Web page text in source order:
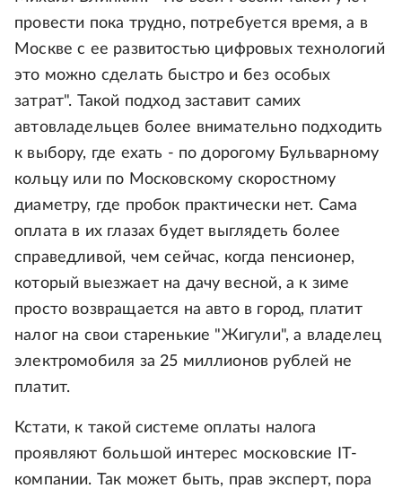
провести пока трудно, потребуется время, а в
Москве с ее развитостью цифровых технологий
это можно сделать быстро и без особых
затрат". Такой подход заставит самих
автовладельцев более внимательно подходить
к выбору, где ехать - по дорогому Бульварному
кольцу или по Московскому скоростному
диаметру, где пробок практически нет. Сама
оплата в их глазах будет выглядеть более
справедливой, чем сейчас, когда пенсионер,
который выезжает на дачу весной, а к зиме
просто возвращается на авто в город, платит
налог на свои старенькие "Жигули", а владелец
электромобиля за 25 миллионов рублей не
платит.
Кстати, к такой системе оплаты налога
проявляют большой интерес московские IT-
компании. Так может быть, прав эксперт, пора